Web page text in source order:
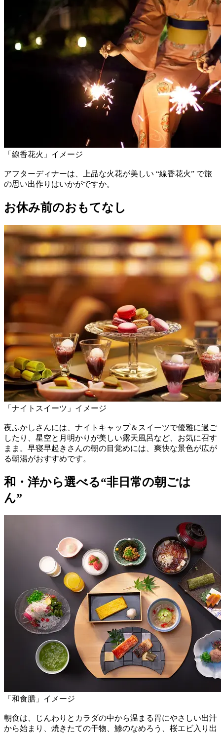
「線香花火」イメージ
アフターディナーは、上品な火花が美しい “線香花火” で旅
の思い出作りはいかがですか。
お休み前のおもてなし
「ナイトスイーツ」イメージ
夜ふかしさんには、ナイトキャップ＆スイーツで優雅に過ご
したり、星空と月明かりが美しい露天風呂など、お気に召す
まま。早寝早起きさんの朝の目覚めには、爽快な景色が広が
る朝湯がおすすめです。
和・洋から選べる“非日常の朝ごは
ん”
「和食膳」イメージ
朝食は、じんわりとカラダの中から温まる胃にやさしい出汁
から始まり、焼きたての干物、鯵のなめろう、桜エビ入り出